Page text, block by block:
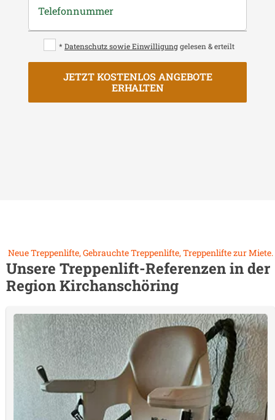
Telefonnummer
* Datenschutz sowie Einwilligung gelesen & erteilt
JETZT KOSTENLOS ANGEBOTE
ERHALTEN
Neue Treppenlifte, Gebrauchte Treppenlifte, Treppenlifte zur Miete.
Unsere Treppenlift-Referenzen in der
RegionKirchanschöring